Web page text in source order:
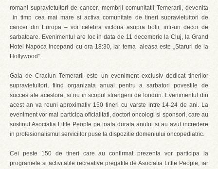
romani supravietuitori de cancer, membrii comunitatii Temerarii, devenita
in timp cea mai mare si activa comunitate de tineri supravietuitori de
cancer din Europa – vor celebra victoria asupra bolii, intr-un decor de
sarbatoare. Evenimentul are loc in data de 11 decembrie la Cluj, la Grand
Hotel Napoca incepand cu ora 18:30, iar tema aleasa este „Staruri de la
Hollywood”.
Gala de Craciun Temerarii este un eveniment exclusiv dedicat tinerilor
supravietuitori, fiind organizata anual pentru a sarbatori povestile de
succes ale acestora, si nu in scopul strangerii de fonduri. Evenimentul din
acest an va reuni aproximativ 150 tineri cu varste intre 14-24 de ani. La
eveniment vor mai participa oficialitati, doctori oncologi si sponsori, care au
sustinut Asociatia Little People pe toata durata anului si au avut incredere
in profesionalismul serviciilor puse la dispozitie domeniului oncopediatric.
Cei peste 150 de tineri care au confirmat prezenta vor participa la
programele si activitatile recreative pregatite de Asociatia Little People, iar